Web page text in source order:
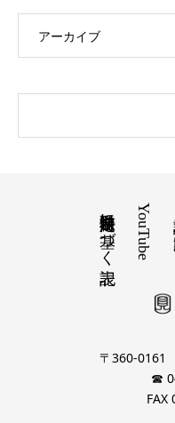
アーカイブ
YouTube
特定商取引法に基づく表記
〒360-0161
☎
FAX